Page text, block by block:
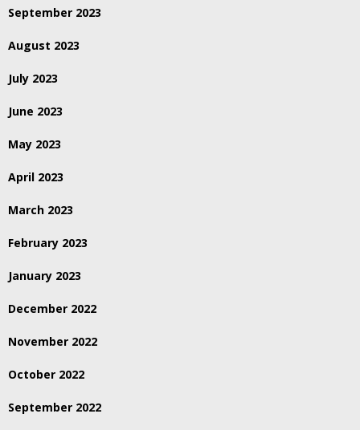
September 2023
August 2023
July 2023
June 2023
May 2023
April 2023
March 2023
February 2023
January 2023
December 2022
November 2022
October 2022
September 2022